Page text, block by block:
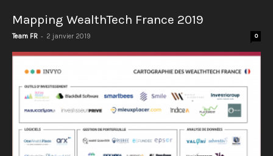
Mapping WealthTech France 2019
Team FR - 2 janvier 2019 0